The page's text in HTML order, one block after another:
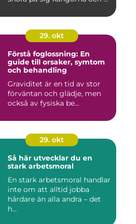
29. okt
Förstå foglossning: En
guide till orsaker, symtom
och behandling
Graviditet är en tid av stor
förväntan och glädje, men
också av fysiska be...
29. okt
Så här utvecklar du en
stark arbetsmoral
En stark arbetsmoral handlar
inte om att alltid jobba
hårdare än alla andra – det
h...